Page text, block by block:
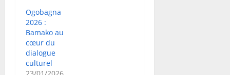
Ogobagna
2026 :
Bamako au
cœur du
dialogue
culturel
23/01/2026